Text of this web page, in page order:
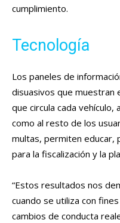
cumplimiento.
Tecnología
Los paneles de
disuasivos que muestran
que circula cada
como al resto de los
multas, permiten educar,
para la fiscalización y la
“Estos resultados nos
cuando se utiliza con
cambios de conducta